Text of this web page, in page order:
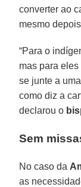
converter ao
mesmo
“Para o
mas para
se junte a
como diz a
declarou o
Sem
No caso da
as